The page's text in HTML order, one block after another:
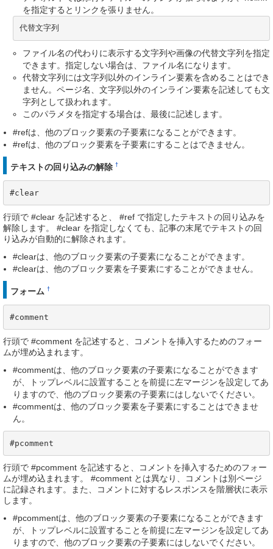
を指定するとリンクを張りません。
代替文字列
ファイル名の代わりに表示する文字列や画像の代替文字列を指定
できます。指定しない場合は、ファイル名になります。
代替文字列には文字列以外のインライン要素を含めることはでき
ません。ページ名、文字列以外のインライン要素を記述しても文
字列として扱われます。
このパラメタを指定する場合は、最後に記述します。
#refは、他のブロック要素の子要素になることができます。
#refは、他のブロック要素を子要素にすることはできません。
テキストの回り込みの解除 †
#clear
行頭で #clear を記述すると、 #ref で指定したテキストの回り込みを
解除します。 #clear を指定しなくても、記事の末尾でテキストの回
り込みが自動的に解除されます。
#clearは、他のブロック要素の子要素になることができます。
#clearは、他のブロック要素を子要素にすることができません。
フォーム †
#comment
行頭で #comment を記述すると、コメントを挿入するためのフォー
ムが埋め込まれます。
#commentは、他のブロック要素の子要素になることができます
が、トップレベルに設置することを前提に左マージンを設定してあ
りますので、他のブロック要素の子要素にはしないでください。
#commentは、他のブロック要素を子要素にすることはできませ
ん。
#pcomment
行頭で #pcomment を記述すると、コメントを挿入するためのフォー
ムが埋め込まれます。 #comment とは異なり、コメントは別ページ
に記録されます。また、コメントに対するレスポンスを階層状に表示
します。
#pcommentは、他のブロック要素の子要素になることができます
が、トップレベルに設置することを前提に左マージンを設定してあ
りますので、他のブロック要素の子要素にはしないでください。